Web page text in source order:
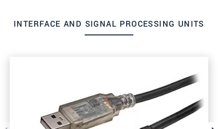
INTERFACE AND SIGNAL PROCESSING UNITS